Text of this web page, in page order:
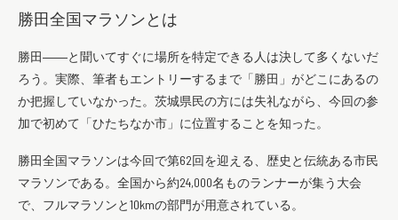
勝田全国マラソンとは
勝田――と聞いてすぐに場所を特定できる人は決して多くないだ
ろう。実際、筆者もエントリーするまで「勝田」がどこにあるの
か把握していなかった。茨城県民の方には失礼ながら、今回の参
加で初めて「ひたちなか市」に位置することを知った。
勝田全国マラソンは今回で第62回を迎える、歴史と伝統ある市民
マラソンである。全国から約24,000名ものランナーが集う大会
で、フルマラソンと10kmの部門が用意されている。